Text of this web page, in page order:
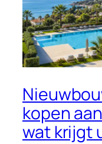
kopen
wat krijgt